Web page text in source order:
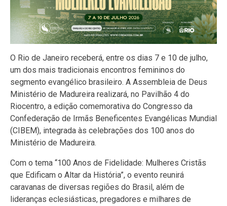
O Rio de Janeiro receberá, entre os dias 7 e 10 de julho,
um dos mais tradicionais encontros femininos do
segmento evangélico brasileiro. A Assembleia de Deus
Ministério de Madureira realizará, no Pavilhão 4 do
Riocentro, a edição comemorativa do Congresso da
Confederação de Irmãs Beneficentes Evangélicas Mundial
(CIBEM), integrada às celebrações dos 100 anos do
Ministério de Madureira.
Com o tema “100 Anos de Fidelidade: Mulheres Cristãs
que Edificam o Altar da História”, o evento reunirá
caravanas de diversas regiões do Brasil, além de
lideranças eclesiásticas, pregadores e milhares de